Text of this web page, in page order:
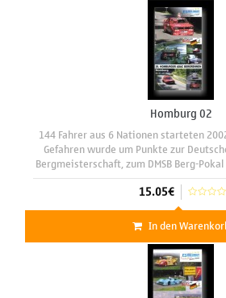
Homburg 02
144 Fahrer aus 6 Nationen starteten
Gefahren wurde um Punkte zur
Bergmeisterschaft, zum DMSB Berg-
Die Gruppe C-Piloten Herbert
Schweizer
15.05€
In den